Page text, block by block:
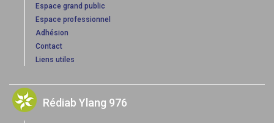
Espace grand public
Espace professionnel
Adhésion
Contact
Liens utiles
Rédiab Ylang 976